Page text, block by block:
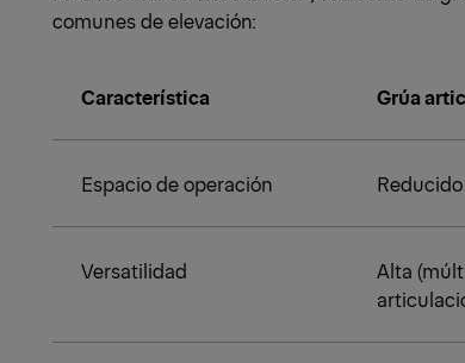
comunes de elevación:
Característica Grúa
Espacio de operación
Versatilidad
Alta